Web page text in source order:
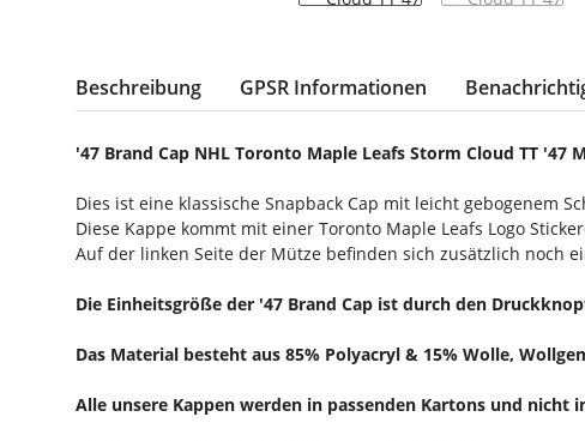
weitere Registerkarten anzeigen
Beschreibung GPSR Informationen
'47 Brand Cap NHL Toronto Maple Leafs Storm Cloud TT '47
Dies ist eine klassische Snapback Cap mit leicht gebogenem
Diese Kappe kommt mit einer Toronto Maple Leafs Logo
Auf der linken Seite der Mütze befinden sich zusätzlich noch
Die Einheitsgröße der '47 Brand Cap ist durch den
Das Material besteht aus 85% Polyacryl & 15% Wolle,
Alle unsere Kappen werden in passenden Kartons und nicht